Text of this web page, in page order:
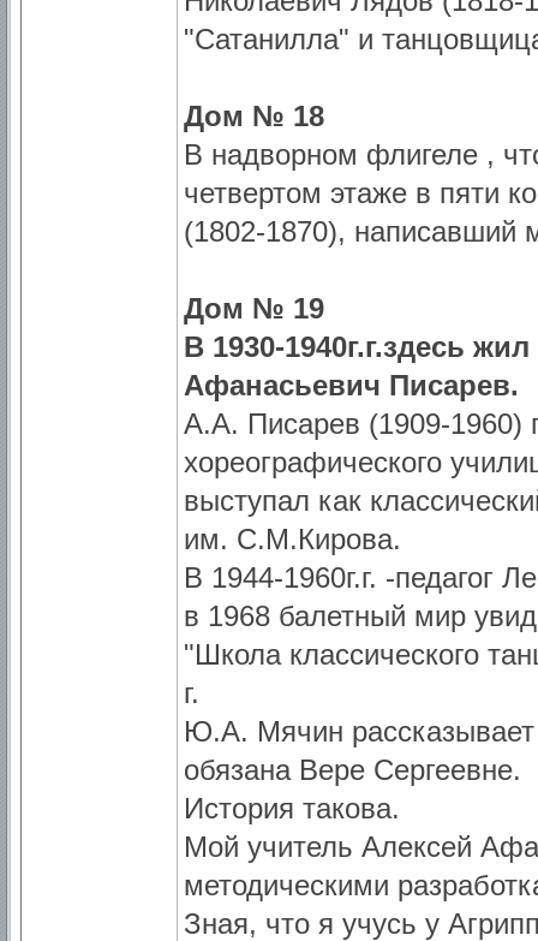
"Сатанилла" и
Дом № 18
В надворном флигеле ,
четвертом этаже в пяти
(1802-1870), написавший
Дом № 19
В 1930-1940г.г.здесь
Афанасьевич Писарев.
А.А. Писарев (1909-1960)
хореографического
выступал как
им. С.М.Кирова.
В 1944-1960г.г. -педагог
в 1968 балетный мир
"Школа классического
г.
Ю.А. Мячин
обязана Вере Сергеевне.
История такова.
Мой учитель Алексей
методическими
Зная, что я учусь у